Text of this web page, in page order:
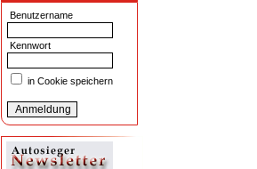
Benutzername
Kennwort
in Cookie speichern